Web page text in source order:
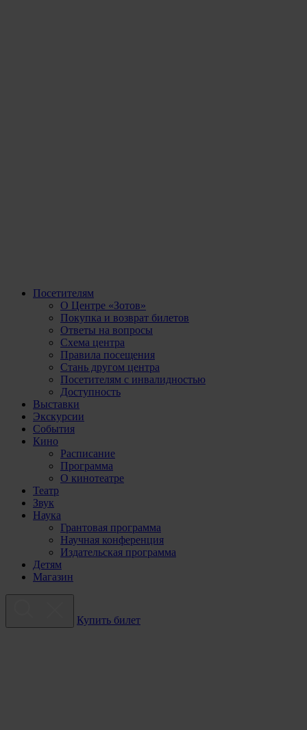
Посетителям
О Центре «Зотов»
Покупка и возврат билетов
Ответы на вопросы
Схема центра
Правила посещения
Стань другом центра
Посетителям с инвалидностью
Доступность
Выставки
Экскурсии
События
Кино
Расписание
Программа
О кинотеатре
Театр
Звук
Наука
Грантовая программа
Научная конференция
Издательская программа
Детям
Магазин
Купить билет